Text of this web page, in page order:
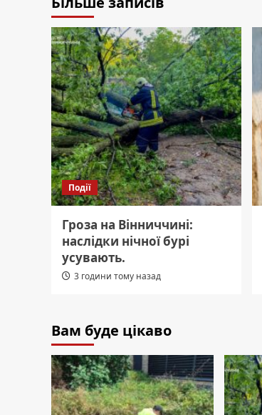
Події
Гроза на Вінниччині:
наслідки нічної бурі
усувають.
3 години тому назад
Вам буде цікаво